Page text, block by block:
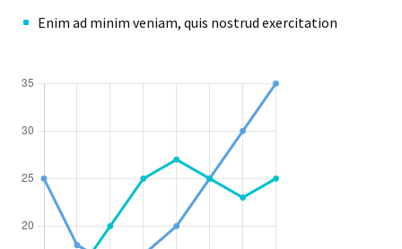
Enim ad minim veniam, quis nostrud exercitation